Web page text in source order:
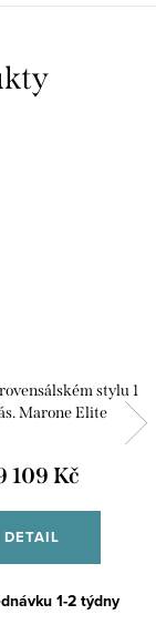
stylu 1
Marone Elite
109 Kč
DETAIL
1-2 týdny